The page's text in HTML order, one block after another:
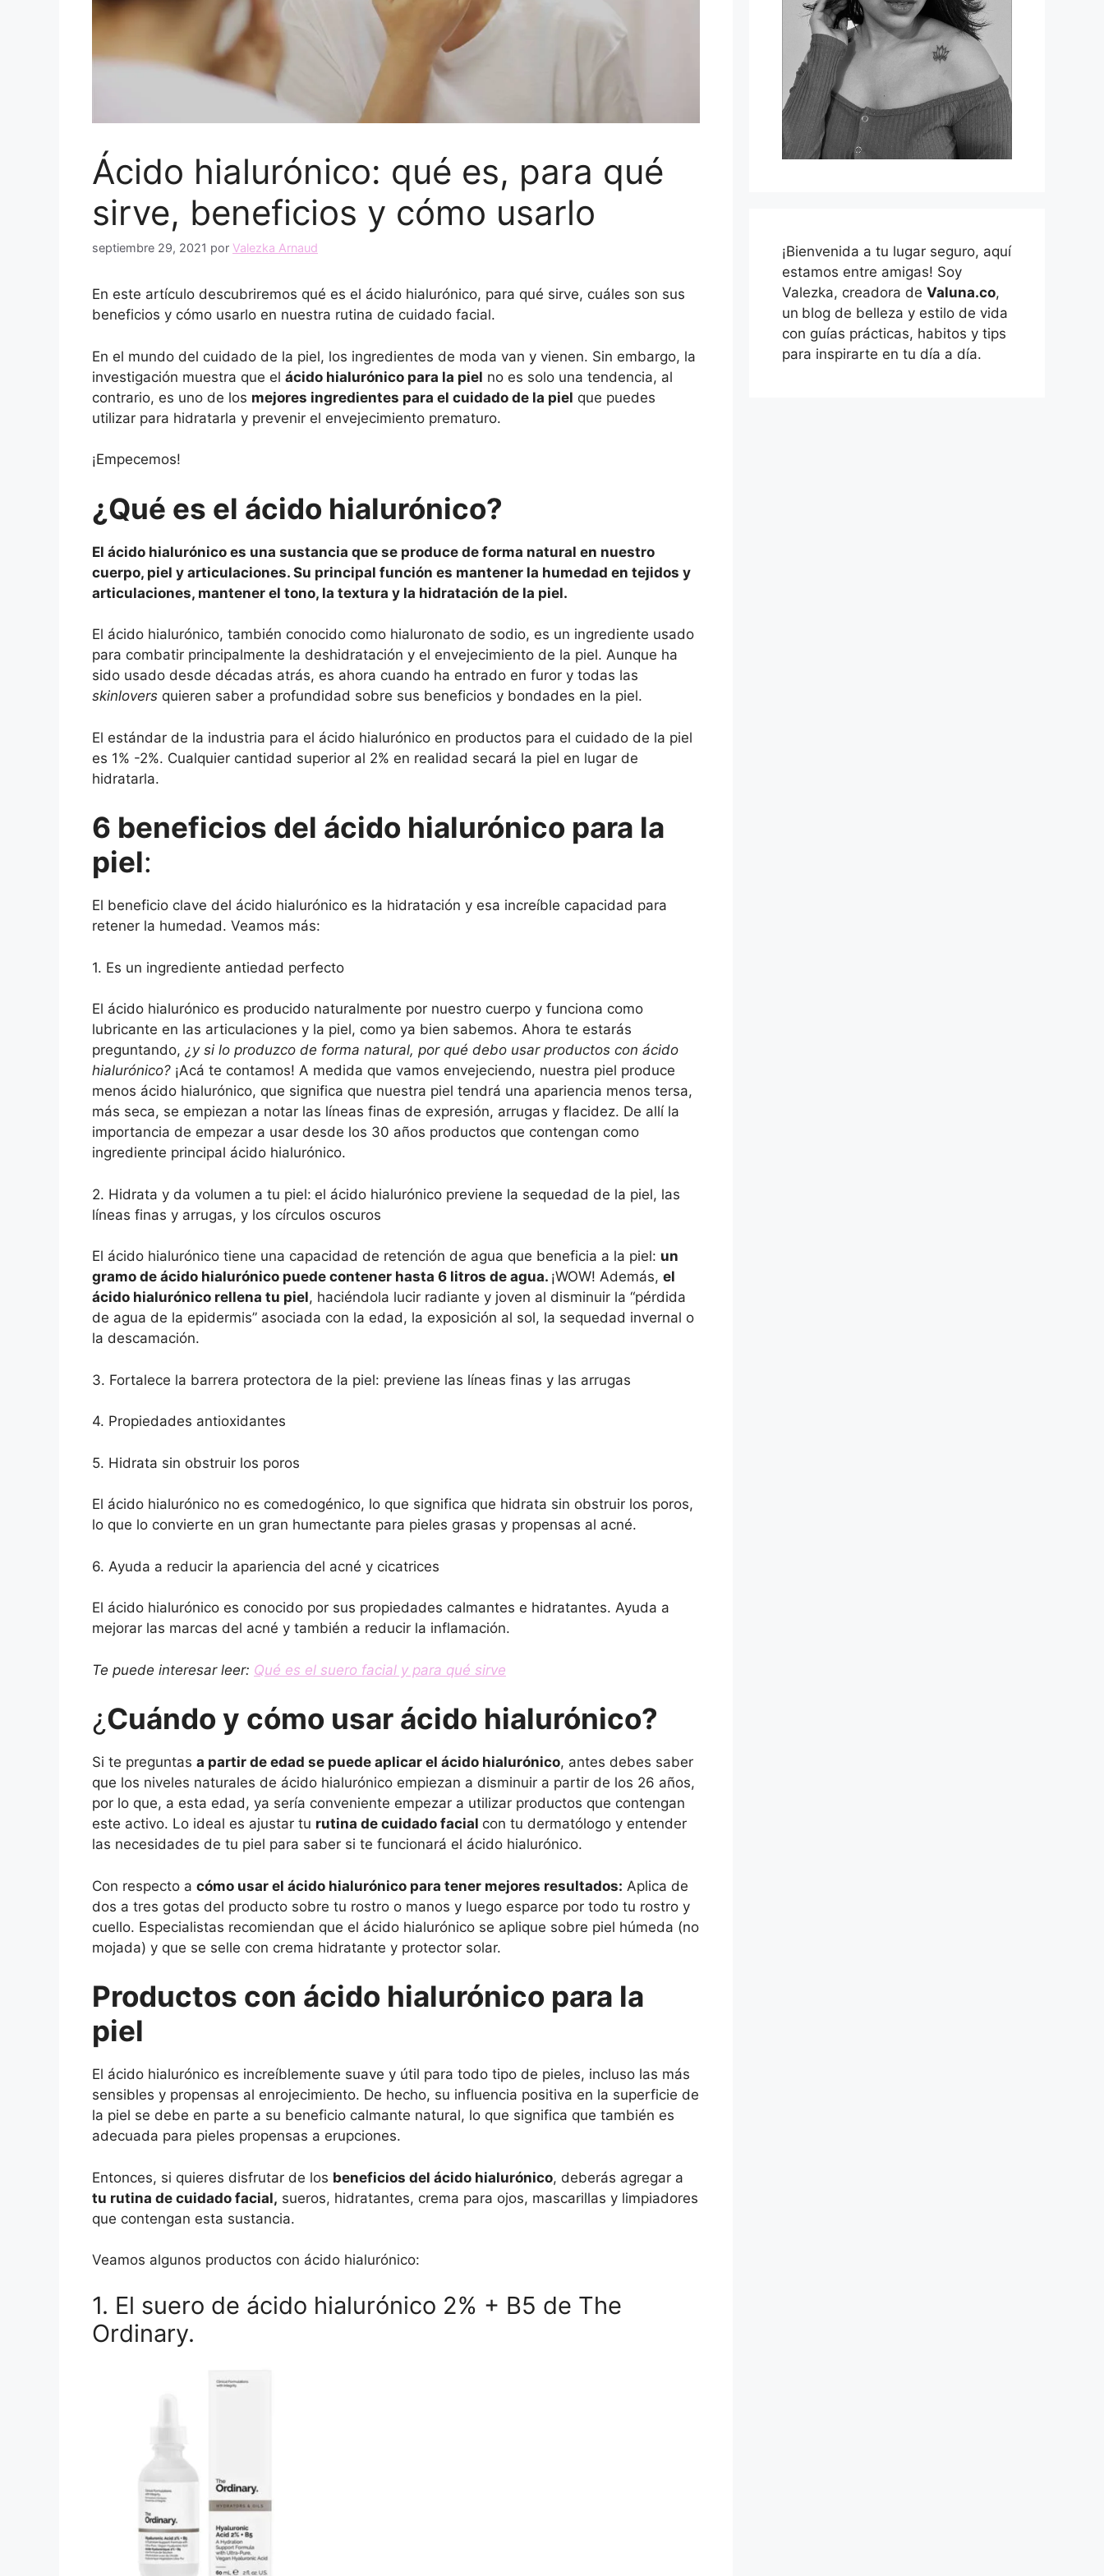
Ácido hialurónico: qué es, para qué
sirve, beneficios y cómo usarlo
septiembre 29, 2021 por Valezka Arnaud
En este artículo descubriremos qué es el ácido hialurónico, para qué sirve, cuáles son sus
beneficios y cómo usarlo en nuestra rutina de cuidado facial.
En el mundo del cuidado de la piel, los ingredientes de moda van y vienen. Sin embargo, la
investigación muestra que el ácido hialurónico para la piel no es solo una tendencia, al
contrario, es uno de los mejores ingredientes para el cuidado de la piel que puedes
utilizar para hidratarla y prevenir el envejecimiento prematuro.
¡Empecemos!
¿Qué es el ácido hialurónico?
El ácido hialurónico es una sustancia que se produce de forma natural en nuestro
cuerpo, piel y articulaciones. Su principal función es mantener la humedad en tejidos y
articulaciones, mantener el tono, la textura y la hidratación de la piel.
El ácido hialurónico, también conocido como hialuronato de sodio, es un ingrediente usado
para combatir principalmente la deshidratación y el envejecimiento de la piel. Aunque ha
sido usado desde décadas atrás, es ahora cuando ha entrado en furor y todas las
skinlovers quieren saber a profundidad sobre sus beneficios y bondades en la piel.
El estándar de la industria para el ácido hialurónico en productos para el cuidado de la piel
es 1% -2%. Cualquier cantidad superior al 2% en realidad secará la piel en lugar de
hidratarla.
6 beneficios del ácido hialurónico para la
piel:
El beneficio clave del ácido hialurónico es la hidratación y esa increíble capacidad para
retener la humedad. Veamos más:
1. Es un ingrediente antiedad perfecto
El ácido hialurónico es producido naturalmente por nuestro cuerpo y funciona como
lubricante en las articulaciones y la piel, como ya bien sabemos. Ahora te estarás
preguntando, ¿y si lo produzco de forma natural, por qué debo usar productos con ácido
hialurónico? ¡Acá te contamos! A medida que vamos envejeciendo, nuestra piel produce
menos ácido hialurónico, que significa que nuestra piel tendrá una apariencia menos tersa,
más seca, se empiezan a notar las líneas finas de expresión, arrugas y flacidez. De allí la
importancia de empezar a usar desde los 30 años productos que contengan como
ingrediente principal ácido hialurónico.
2. Hidrata y da volumen a tu piel: el ácido hialurónico previene la sequedad de la piel, las
líneas finas y arrugas, y los círculos oscuros
El ácido hialurónico tiene una capacidad de retención de agua que beneficia a la piel: un
gramo de ácido hialurónico puede contener hasta 6 litros de agua. ¡WOW! Además, el
ácido hialurónico rellena tu piel, haciéndola lucir radiante y joven al disminuir la “pérdida
de agua de la epidermis” asociada con la edad, la exposición al sol, la sequedad invernal o
la descamación.
3. Fortalece la barrera protectora de la piel: previene las líneas finas y las arrugas
4. Propiedades antioxidantes
5. Hidrata sin obstruir los poros
El ácido hialurónico no es comedogénico, lo que significa que hidrata sin obstruir los poros,
lo que lo convierte en un gran humectante para pieles grasas y propensas al acné.
6. Ayuda a reducir la apariencia del acné y cicatrices
El ácido hialurónico es conocido por sus propiedades calmantes e hidratantes. Ayuda a
mejorar las marcas del acné y también a reducir la inflamación.
Te puede interesar leer: Qué es el suero facial y para qué sirve
¿Cuándo y cómo usar ácido hialurónico?
Si te preguntas a partir de edad se puede aplicar el ácido hialurónico, antes debes saber
que los niveles naturales de ácido hialurónico empiezan a disminuir a partir de los 26 años,
por lo que, a esta edad, ya sería conveniente empezar a utilizar productos que contengan
este activo. Lo ideal es ajustar tu rutina de cuidado facial con tu dermatólogo y entender
las necesidades de tu piel para saber si te funcionará el ácido hialurónico.
Con respecto a cómo usar el ácido hialurónico para tener mejores resultados: Aplica de
dos a tres gotas del producto sobre tu rostro o manos y luego esparce por todo tu rostro y
cuello. Especialistas recomiendan que el ácido hialurónico se aplique sobre piel húmeda (no
mojada) y que se selle con crema hidratante y protector solar.
Productos con ácido hialurónico para la
piel
El ácido hialurónico es increíblemente suave y útil para todo tipo de pieles, incluso las más
sensibles y propensas al enrojecimiento. De hecho, su influencia positiva en la superficie de
la piel se debe en parte a su beneficio calmante natural, lo que significa que también es
adecuada para pieles propensas a erupciones.
Entonces, si quieres disfrutar de los beneficios del ácido hialurónico, deberás agregar a
tu rutina de cuidado facial, sueros, hidratantes, crema para ojos, mascarillas y limpiadores
que contengan esta sustancia.
Veamos algunos productos con ácido hialurónico:
1. El suero de ácido hialurónico 2% + B5 de The
Ordinary.
¡Bienvenida a tu lugar seguro, aquí
estamos entre amigas! Soy
Valezka, creadora de Valuna.co,
un blog de belleza y estilo de vida
con guías prácticas, habitos y tips
para inspirarte en tu día a día.